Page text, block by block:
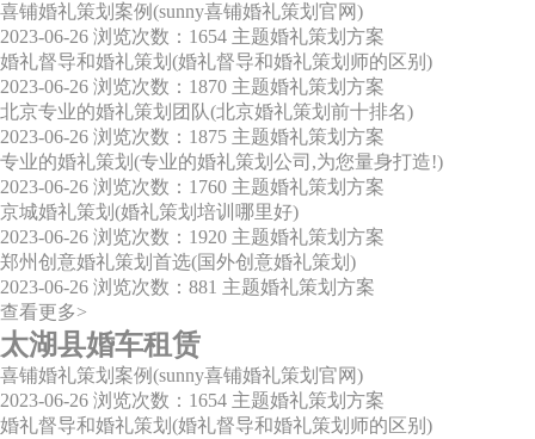
喜铺婚礼策划案例(sunny喜铺婚礼策划官网)
2023-06-26 浏览次数：1654 主题婚礼策划方案
婚礼督导和婚礼策划(婚礼督导和婚礼策划师的区别)
2023-06-26 浏览次数：1870 主题婚礼策划方案
北京专业的婚礼策划团队(北京婚礼策划前十排名)
2023-06-26 浏览次数：1875 主题婚礼策划方案
专业的婚礼策划(专业的婚礼策划公司,为您量身打造!)
2023-06-26 浏览次数：1760 主题婚礼策划方案
京城婚礼策划(婚礼策划培训哪里好)
2023-06-26 浏览次数：1920 主题婚礼策划方案
郑州创意婚礼策划首选(国外创意婚礼策划)
2023-06-26 浏览次数：881 主题婚礼策划方案
查看更多>
太湖县婚车租赁
喜铺婚礼策划案例(sunny喜铺婚礼策划官网)
2023-06-26 浏览次数：1654 主题婚礼策划方案
婚礼督导和婚礼策划(婚礼督导和婚礼策划师的区别)